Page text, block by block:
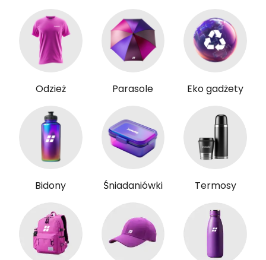
Odzież Parasole Eko gadżety
Bidony Śniadaniówki Termosy